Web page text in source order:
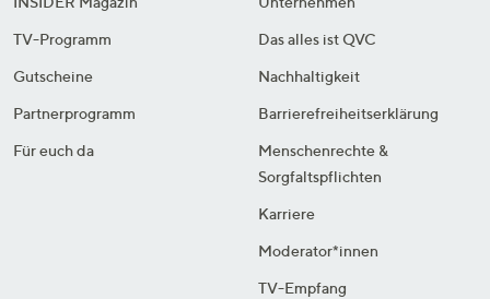
TV-Programm
Gutscheine
Partnerprogramm
Für euch da
Das alles ist QVC
Nachhaltigkeit
Barrierefreiheitserklärung
Menschenrechte &
Sorgfaltspflichten
Karriere
Moderator*innen
TV-Empfang